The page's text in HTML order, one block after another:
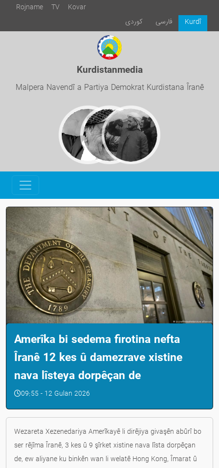
Rojname TV
Kovar
Kurdî
فارسی كوردی
Kurdistanmedia
Malpera Navendî a Partiya Demokrat Kurdistana Îranê
Amerîka bi sedema firotina nefta
Îranê 12 kes û damezrave xistine
nava lîsteya dorpêçan de
09:55 - 12 Gulan 2026
Wezareta Xezenedariya Amerîkayê li dirêjiya givaşên abûrî bo
ser rêjîma Îranê, 3 kes û 9 şîrket xistine nava lîsta dorpêçan
de, ew aliyane ku binkên wan li welatê Hong Kong, Îmarat û